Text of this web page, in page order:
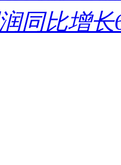
同比增长